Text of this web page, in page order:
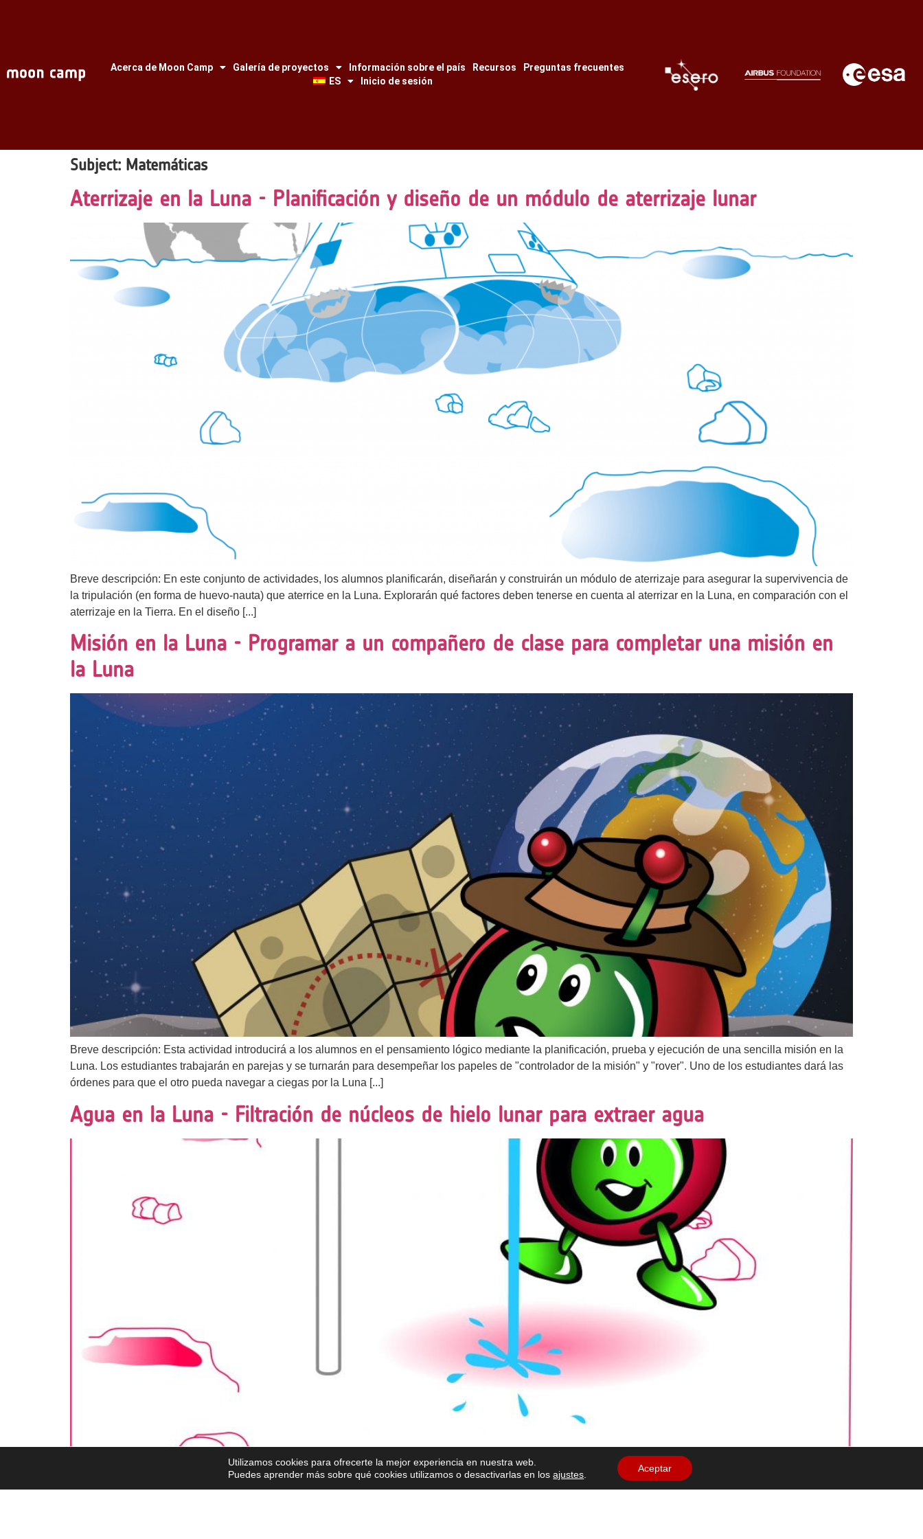
Acerca de Moon Camp Galería de proyectos Información sobre el país Recursos
Preguntas frecuentes
ES
Inicio de sesión
Subject: Matemáticas
Aterrizaje en la Luna - Planificación y diseño de un módulo de aterrizaje lunar
Breve descripción: En este conjunto de actividades, los alumnos planificarán, diseñarán y construirán un módulo de aterrizaje para asegurar la supervivencia de
la tripulación (en forma de huevo-nauta) que aterrice en la Luna. Explorarán qué factores deben tenerse en cuenta al aterrizar en la Luna, en comparación con el
aterrizaje en la Tierra. En el diseño [...]
Misión en la Luna - Programar a un compañero de clase para completar una misión en
la Luna
Breve descripción: Esta actividad introducirá a los alumnos en el pensamiento lógico mediante la planificación, prueba y ejecución de una sencilla misión en la
Luna. Los estudiantes trabajarán en parejas y se turnarán para desempeñar los papeles de "controlador de la misión" y "rover". Uno de los estudiantes dará las
órdenes para que el otro pueda navegar a ciegas por la Luna [...]
Agua en la Luna - Filtración de núcleos de hielo lunar para extraer agua
Utilizamos cookies para ofrecerte la mejor experiencia en nuestra web.
Puedes aprender más sobre qué cookies utilizamos o desactivarlas en losajustes
Aceptar